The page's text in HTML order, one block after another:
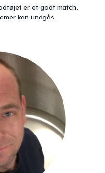
er et godt match,
kan undgås.